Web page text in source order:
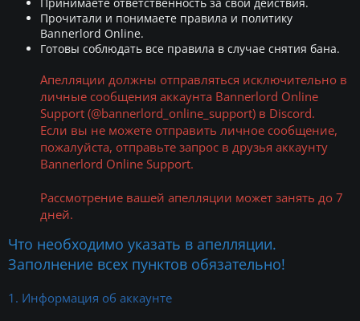
Принимаете ответственность за свои действия.
Прочитали и понимаете правила и политику
Bannerlord Online.
Готовы соблюдать все правила в случае снятия бана.
Апелляции должны отправляться исключительно в
личные сообщения аккаунта Bannerlord Online
Support (@bannerlord_online_support) в Discord.
Если вы не можете отправить личное сообщение,
пожалуйста, отправьте запрос в друзья аккаунту
Bannerlord Online Support.
Рассмотрение вашей апелляции может занять до 7
дней.
Что необходимо указать в апелляции.
Заполнение всех пунктов обязательно!
1. Информация об аккаунте